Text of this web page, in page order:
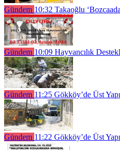
Gündem 10:32 Takaoğlu
Gündem 10:09 Hayvancılık
Gündem 11:25 Gökköy’de Üst
Gündem 11:22 Gökköy’de Üst